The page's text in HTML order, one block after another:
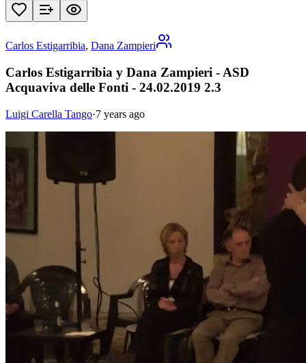
Carlos Estigarribia, Dana Zampieri
Carlos Estigarribia y Dana Zampieri - ASD
Acquaviva delle Fonti - 24.02.2019 2.3
Luigi Carella Tango·7 years ago